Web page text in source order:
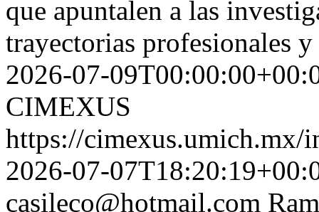
que apuntalen a las
trayectorias profesionales
2026-07-
CIMEXUS
https://cimexus.umich.mx/
2026-07-
casileco@hotmail.com